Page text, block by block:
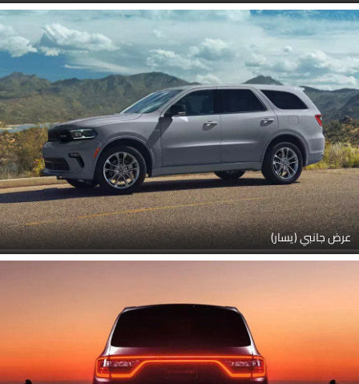
عرض جانبي (يسار)